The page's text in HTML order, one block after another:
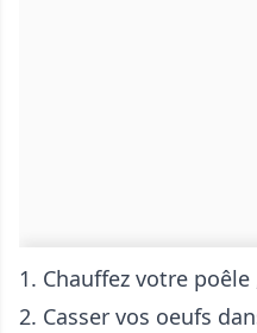
1. Chauffez votre
2. Casser vos oeufs